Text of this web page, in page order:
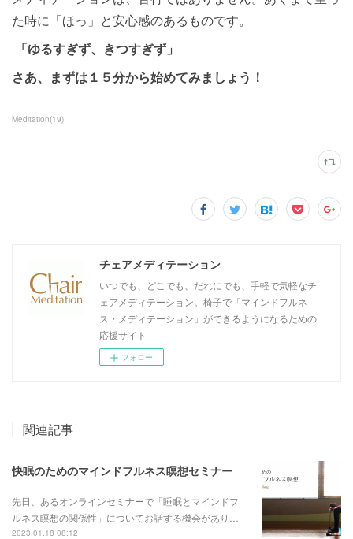
た時に「ほっ」と安心感のあるものです。
「ゆるすぎず、きつすぎず」
さあ、まずは１５分から始めてみましょう！
Meditation(19)
チェアメディテーション
いつでも、どこでも、だれにでも、手軽で気軽なチ
ェアメディテーション。椅子で「マインドフルネ
ス・メディテーション」ができるようになるための
応援サイト
フォロー
関連記事
快眠のためのマインドフルネス瞑想セミナー
先日、あるオンラインセミナーで「睡眠とマインドフ
ルネス瞑想の関係性」についてお話する機会があり…
2023.01.18 08:12